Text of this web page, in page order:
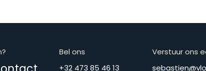
Bel ons
​​​​​​​​​​​​​​​​​​​​​​​+​3​2​ ​4​7​3​ ​8​5​ ​4​6​ ​1​3
Verstuur ons